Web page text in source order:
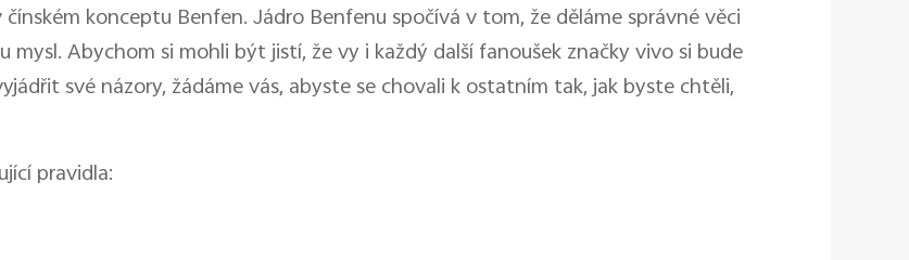
konceptu Benfen. Jádro Benfenu spočívá v tom, že děláme správné věci
mysl. Abychom si mohli být jistí, že vy i každý další fanoušek značky vivo si bude
své názory, žádáme vás, abyste se chovali k ostatním tak, jak byste chtěli,
pravidla: